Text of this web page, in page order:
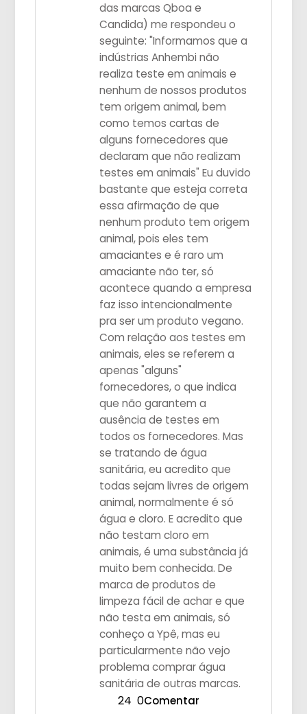
das marcas Qboa e
Candida) me respondeu o
seguinte: "Informamos que a
indústrias Anhembi não
realiza teste em animais e
nenhum de nossos produtos
tem origem animal, bem
como temos cartas de
alguns fornecedores que
declaram que não realizam
testes em animais" Eu duvido
bastante que esteja correta
essa afirmação de que
nenhum produto tem origem
animal, pois eles tem
amaciantes e é raro um
amaciante não ter, só
acontece quando a empresa
faz isso intencionalmente
pra ser um produto vegano.
Com relação aos testes em
animais, eles se referem a
apenas "alguns"
fornecedores, o que indica
que não garantem a
ausência de testes em
todos os fornecedores. Mas
se tratando de água
sanitária, eu acredito que
todas sejam livres de origem
animal, normalmente é só
água e cloro. E acredito que
não testam cloro em
animais, é uma substância já
muito bem conhecida. De
marca de produtos de
limpeza fácil de achar e que
não testa em animais, só
conheço a Ypê, mas eu
particularmente não vejo
problema comprar água
sanitária de outras marcas.
24 0Comentar